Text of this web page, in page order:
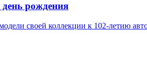
день рождения
своей коллекции к 102-летию